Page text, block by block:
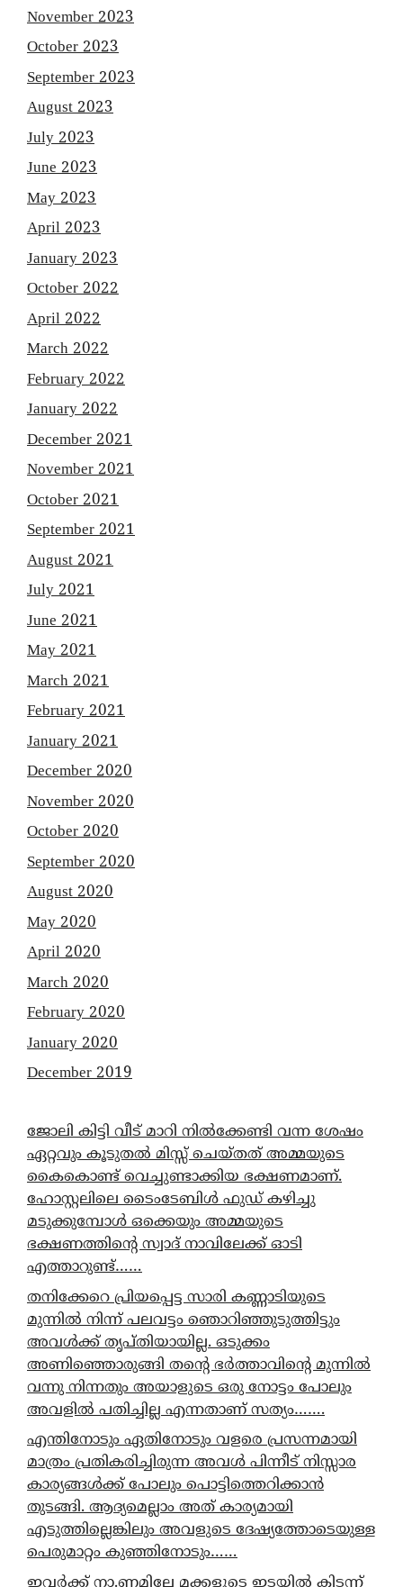
November 2023
October 2023
September 2023
August 2023
July 2023
June 2023
May 2023
April 2023
January 2023
October 2022
April 2022
March 2022
February 2022
January 2022
December 2021
November 2021
October 2021
September 2021
August 2021
July 2021
June 2021
May 2021
March 2021
February 2021
January 2021
December 2020
November 2020
October 2020
September 2020
August 2020
May 2020
April 2020
March 2020
February 2020
January 2020
December 2019
ജോലി കിട്ടി വീട് മാറി നിൽക്കേണ്ടി വന്ന ശേഷം
ഏറ്റവും കൂടുതൽ മിസ്സ് ചെയ്തത് അമ്മയുടെ
കൈകൊണ്ട് വെച്ചുണ്ടാക്കിയ ഭക്ഷണമാണ്.
ഹോസ്റ്റലിലെ ടൈംടേബിൾ ഫുഡ് കഴിച്ചു
മടുക്കുമ്പോൾ ഒക്കെയും അമ്മയുടെ
ഭക്ഷണത്തിന്റെ സ്വാദ് നാവിലേക്ക് ഓടി
എത്താറുണ്ട്……
തനിക്കേറെ പ്രിയപ്പെട്ട സാരി കണ്ണാടിയുടെ
മുന്നിൽ നിന്ന് പലവട്ടം ഞൊറിഞ്ഞുടുത്തിട്ടും
അവൾക്ക് തൃപ്തിയായില്ല. ഒടുക്കം
അണിഞ്ഞൊരുങ്ങി തന്റെ ഭർത്താവിന്റെ മുന്നിൽ
വന്നു നിന്നതും അയാളുടെ ഒരു നോട്ടം പോലും
അവളിൽ പതിച്ചില്ല എന്നതാണ് സത്യം…….
എന്തിനോടും ഏതിനോടും വളരെ പ്രസന്നമായി
മാത്രം പ്രതികരിച്ചിരുന്ന അവൾ പിന്നീട് നിസ്സാര
കാര്യങ്ങൾക്ക് പോലും പൊട്ടിത്തെറിക്കാൻ
തുടങ്ങി. ആദ്യമെല്ലാം അത് കാര്യമായി
എടുത്തില്ലെങ്കിലും അവളുടെ ദേഷ്യത്തോടെയുള്ള
പെരുമാറ്റം കുഞ്ഞിനോടും……